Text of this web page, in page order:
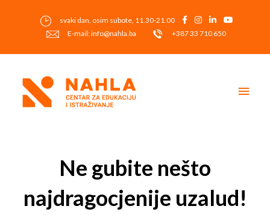
svaki dan, osim subote, 11.30-21.00
E-mail: info@nahla.ba
+387 33 710 650
Ne gubite nešto
najdragocjenije uzalud!